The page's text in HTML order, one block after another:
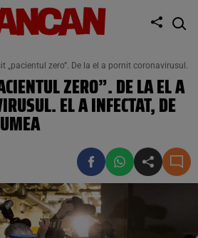
„pacientul zero”. De la el a pornit coronavirusul.
ZERO”. DE LA EL A
EL A INFECTAT, DE